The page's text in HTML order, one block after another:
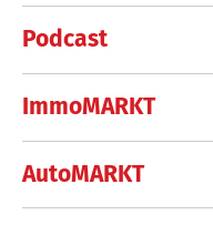
Podcast
ImmoMARKT
AutoMARKT